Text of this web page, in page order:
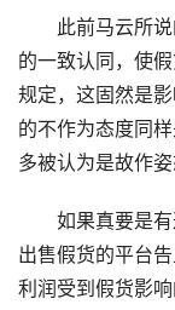
此前马云所说
的一致认同，使
规定，这固然是
的不作为态度同
多被认为是故作姿
如果真要是有
出售假货的平台
利润受到假货影